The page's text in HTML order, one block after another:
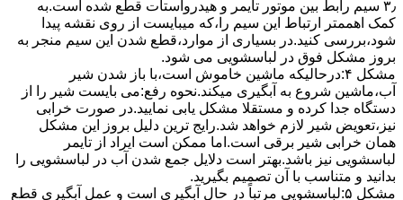
۳٫ ﺳﯿﻢ راﺑﻂ ﺑﯿﻦ ﻣﻮﺗﻮر ﺗﺎﯾﻤﺮ و ﻫﯿﺪرواﺳﺘﺎت ﻗﻄﻊ ﺷﺪه اﺳﺖ.به
کمک اهممتر ارﺗﺒﺎط اﯾﻦ ﺳﯿﻢ را،ﮐﻪ میبایست از روی ﻧﻘﺸﻪ ﭘﯿﺪا
ﺷﻮد،بررسی ﮐﻨﯿﺪ.در ﺑﺴﯿﺎری از موارد،ﻗﻄﻊ ﺷﺪن اﯾﻦ ﺳﯿﻢ ﻣﻨﺠﺮ ﺑﻪ
ﺑﺮوز مشکل ﻓﻮق در لباسشویی می شود.
مشکل ۴:درحالیکه ﻣﺎﺷﯿﻦ ﺧﺎﻣﻮش اﺳﺖ،ﺑﺎ ﺑﺎز ﺷﺪن ﺷﯿﺮ
آب،ﻣﺎﺷﯿﻦ ﺷﺮوع ﺑﻪ آﺑﮕﯿﺮی میکند.نحوه رﻓﻊ:می بایست ﺷﯿﺮ را از
دستگاه جدا کرده و مستقلا مشکل یابی نمایید.در صورت خرابی
نیز،تعویض شیر لازم خواهد شد.رایج ترین دلیل بروز این مشکل
همان خرابی شیر برقی است.اما ممکن است ایراد از تایمر
لباسشویی نیز باشد.بهتر است دلایل جمع شدن آب در لباسشویی را
بدانید و متناسب با آن تصمیم بگیرید.
مشکل ۵:لباسشویی مرتباً در ﺣﺎل آﺑﮕﯿﺮی اﺳﺖ و ﻋﻤﻞ آﺑﮕﯿﺮی ﻗﻄﻊ